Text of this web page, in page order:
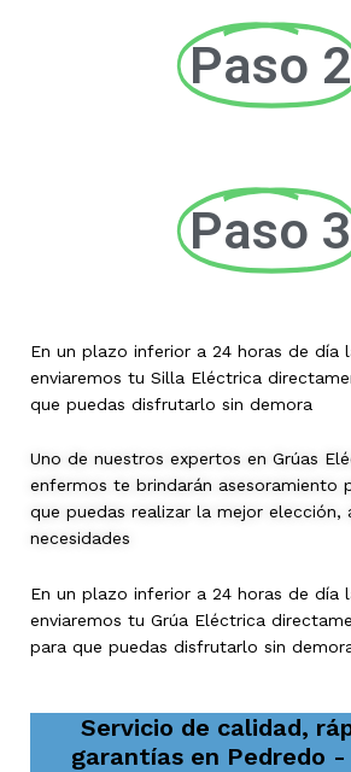
Paso 2
Paso 3
En un plazo inferior a 24 horas de día
enviaremos tu Silla Eléctrica
que puedas disfrutarlo sin demora
Uno de nuestros expertos en Grúas
enfermos te brindarán asesoramiento
que puedas realizar la mejor elección,
necesidades
En un plazo inferior a 24 horas de día
enviaremos tu Grúa Eléctrica
para que puedas disfrutarlo sin
Servicio de calidad,
garantías en Pedredo